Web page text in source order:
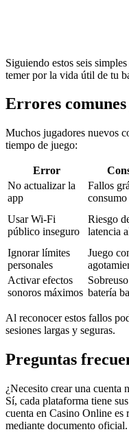
Siguiendo estos seis
temer por la vida útil de tu
Errores
Muchos jugadores nuevos
tiempo de juego:
Error
No actualizar la
app
Fallos
consumo
Usar Wi‑Fi
público inseguro
Riesgo
latencia
Ignorar límites
personales
Juego
Activar efectos
sonoros máximos batería
Al reconocer estos fallos
sesiones largas y seguras.
Preguntas
¿Necesito crear una cuenta
Sí, cada plataforma tiene
cuenta en Casino Online
mediante documento oficial.